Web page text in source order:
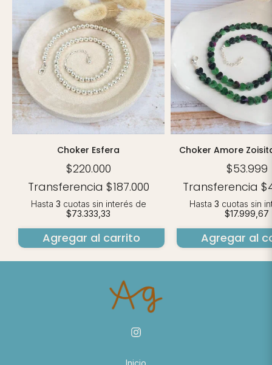
Choker Esfera
$220.000
Transferencia $187.000
Hasta 3 cuotas sin interés de
$73.333,33
Agregar al carrito
Choker Amore
$53.999
Transferencia
Hasta 3 cuotas sin
$17.999,67
Agregar al